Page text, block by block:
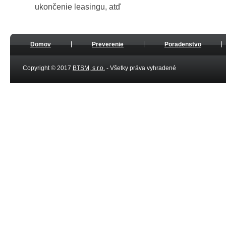
ukončenie leasingu, atď
Domov Preverenie Poradenstvo
Copyright © 2017 BTSM, s.r.o. - Všetky práva vyhradené